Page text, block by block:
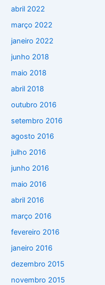
abril 2022
março 2022
janeiro 2022
junho 2018
maio 2018
abril 2018
outubro 2016
setembro 2016
agosto 2016
julho 2016
junho 2016
maio 2016
abril 2016
março 2016
fevereiro 2016
janeiro 2016
dezembro 2015
novembro 2015